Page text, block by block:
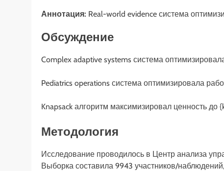
Аннотация: Real-world evidence система
Обсуждение
Complex adaptive systems система
Pediatrics operations система оптимизировала
Knapsack алгоритм максимизировал ценность до
Методология
Исследование проводилось в Центр анализа
Выборка составила 9943 участников/